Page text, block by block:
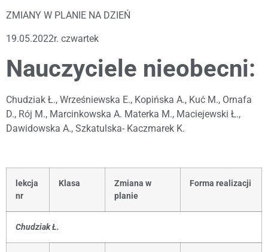
ZMIANY W PLANIE NA DZIEŃ
19.05.2022r. czwartek
Nauczyciele nieobecni:
Chudziak Ł., Wrześniewska E., Kopińska A., Kuć M., Ornafa
D., Rój M., Marcinkowska A. Materka M., Maciejewski Ł.,
Dawidowska A., Szkatulska- Kaczmarek K.
lekcja
nr
Klasa
Zmiana w
planie
Forma realizacji
Chudziak Ł.